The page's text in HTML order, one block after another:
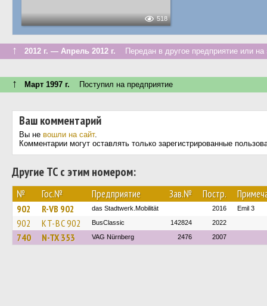
518
↑ 2012 г. — Апрель 2012 г. Передан в другое предприятие или на
↑ Март 1997 г. Поступил на предприятие
Ваш комментарий
Вы не вошли на сайт.
Комментарии могут оставлять только зарегистрированные
Другие ТС с этим номером:
№ Гос.№ Предприятие Зав.№ Постр.
902 R-VB 902 das Stadtwerk.Mobilität 2016 Emil 3
902 KT-BC 902 BusClassic 142824 2022
740 N-TX 353 VAG Nürnberg 2476 2007